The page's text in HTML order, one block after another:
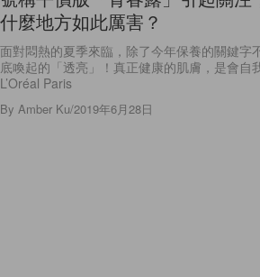
什麼地方如此厲害？
面對悶熱的夏季來臨，除了今年保養的關鍵字
底喚起的「透亮」！真正健康的肌膚，是會自
L’Oréal Paris
By Amber Ku/2019年6月28日